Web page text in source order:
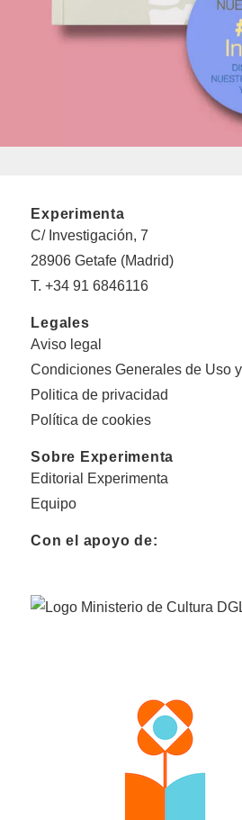
Experimenta
C/ Investigación, 7
28906 Getafe (Madrid)
T. +34 91 6846116
Legales
Aviso legal
Condiciones Generales de Uso
Politica de privacidad
Política de cookies
Sobre Experimenta
Editorial Experimenta
Equipo
Con el apoyo de: